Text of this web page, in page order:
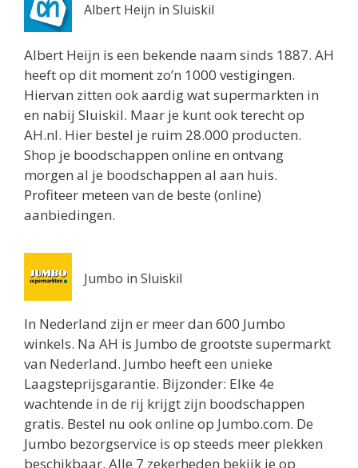
Albert Heijn Utrecht
Twijnstraat 8
Utrecht 3511ZK
0.8 km
Routebeschrijving
Jumbo Utrecht
Biltstraat 74
Utrecht 3572BG
0.8 km
Routebeschrijving
Albert Heijn Utrecht
Oudenoord 1
Utrecht 3513EG
Routebeschrijving
Albert Heijn Utrecht
Burgemeester Reigerstraat 57
Utrecht 3581KM
1 km
Routebeschrijving
Albert Heijn in Sluiskil
Albert Heijn is een bekende naam sinds 1887. AH
heeft op dit moment zo’n 1000 vestigingen.
Hiervan zitten ook aardig wat supermarkten in
en nabij Sluiskil. Maar je kunt ook terecht op
AH.nl. Hier bestel je ruim 28.000 producten.
Shop je boodschappen online en ontvang
morgen al je boodschappen al aan huis.
Profiteer meteen van de beste (online)
aanbiedingen.
Jumbo in Sluiskil
In Nederland zijn er meer dan 600 Jumbo
winkels. Na AH is Jumbo de grootste supermarkt
van Nederland. Jumbo heeft een unieke
Laagsteprijsgarantie. Bijzonder: Elke 4e
wachtende in de rij krijgt zijn boodschappen
gratis. Bestel nu ook online op Jumbo.com. De
Jumbo bezorgservice is op steeds meer plekken
beschikbaar. Alle 7 zekerheden bekijk je op